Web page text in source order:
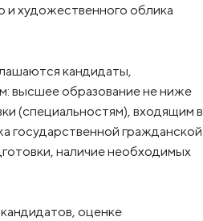
и художественного облика
кандидаты,
высшее образование не ниже
(специальностям), входящим в
государственной гражданской
наличие необходимых
оценке